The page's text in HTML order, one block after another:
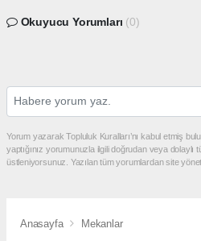
Okuyucu Yorumları (0)
Yorum yazarak Topluluk Kuralları’nı kabul etmiş
yaptığınız yorumunuzla ilgili doğrudan veya dolaylı
üstleniyorsunuz. Yazılan tüm yorumlardan site
Anasayfa Mekanlar